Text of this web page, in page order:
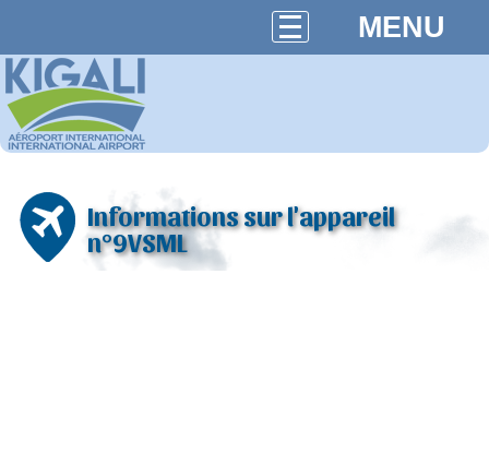
MENU
Informations sur l'appareil
n°9VSML